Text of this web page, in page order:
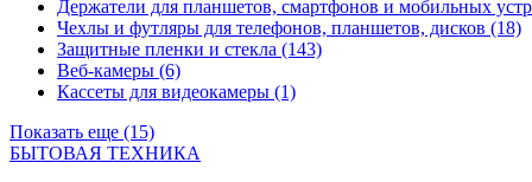
Держатели для планшетов, смартфонов и мобильных
Чехлы и футляры для телефонов, планшетов, дисков (18)
Защитные пленки и стекла (143)
Веб-камеры (6)
Кассеты для видеокамеры (1)
Показать еще (15)
БЫТОВАЯ ТЕХНИКА